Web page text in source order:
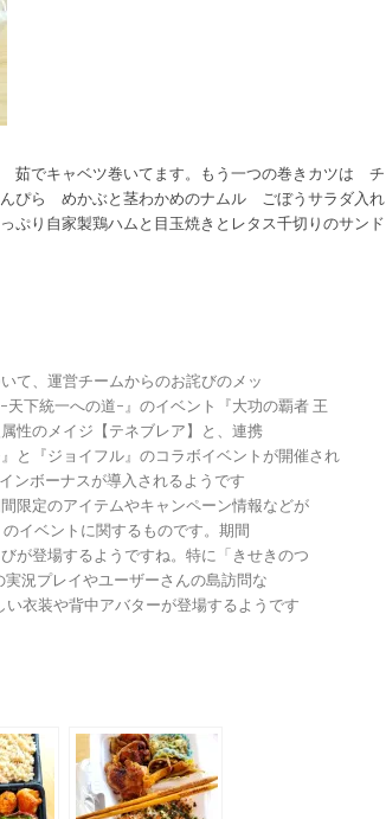
でキャベツ巻いてます。もう一つの巻きカツは チ
ぴら めかぶと茎わかめのナムル ごぼうサラダ入れ
り自家製鶏ハムと目玉焼きとレタス千切りのサンド
て、運営チームからのお詫びのメッ
天下統一への道-』のイベント『大功の覇者 王
性のメイジ【テネブレア】と、連携
と『ジョイフル』のコラボイベントが開催され
ンボーナスが導入されるようです
限定のアイテムやキャンペーン情報などが
イベントに関するものです。期間
が登場するようですね。特に「きせきのつ
実況プレイやユーザーさんの島訪問な
衣装や背中アバターが登場するようです